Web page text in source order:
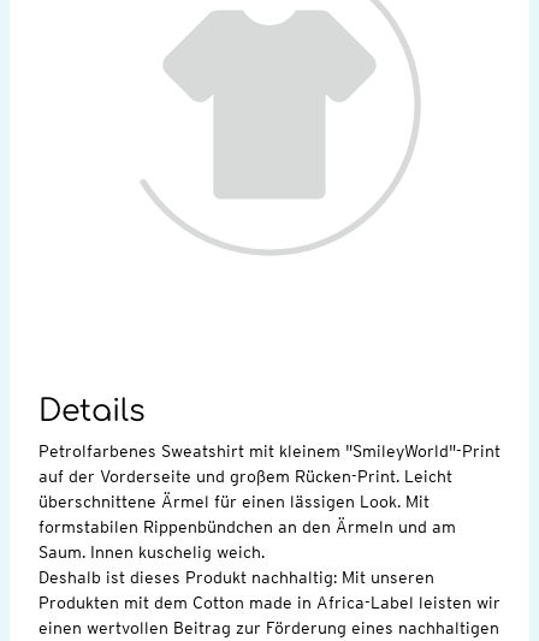
Details
Petrolfarbenes Sweatshirt mit kleinem "SmileyWorld"-Print
auf der Vorderseite und großem Rücken-Print. Leicht
überschnittene Ärmel für einen lässigen Look. Mit
formstabilen Rippenbündchen an den Ärmeln und am
Saum. Innen kuschelig weich.
Deshalb ist dieses Produkt nachhaltig: Mit unseren
Produkten mit dem Cotton made in Africa-Label leisten wir
einen wertvollen Beitrag zur Förderung eines nachhaltigen